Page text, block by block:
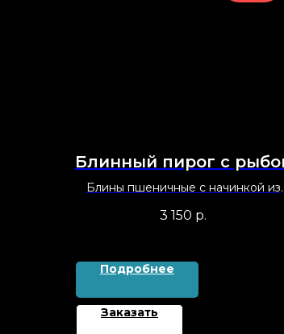
Блинный пирог с
Блины пшеничные с начинкой из
запечённые в слоёном тесте
3 150 р.
Подробнее
Заказать